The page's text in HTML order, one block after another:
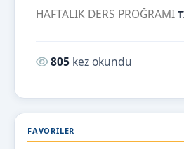
HAFTALIK DERS PROĞRAMI
Okunma sayısı:
805 kez okundu
FAVORILER